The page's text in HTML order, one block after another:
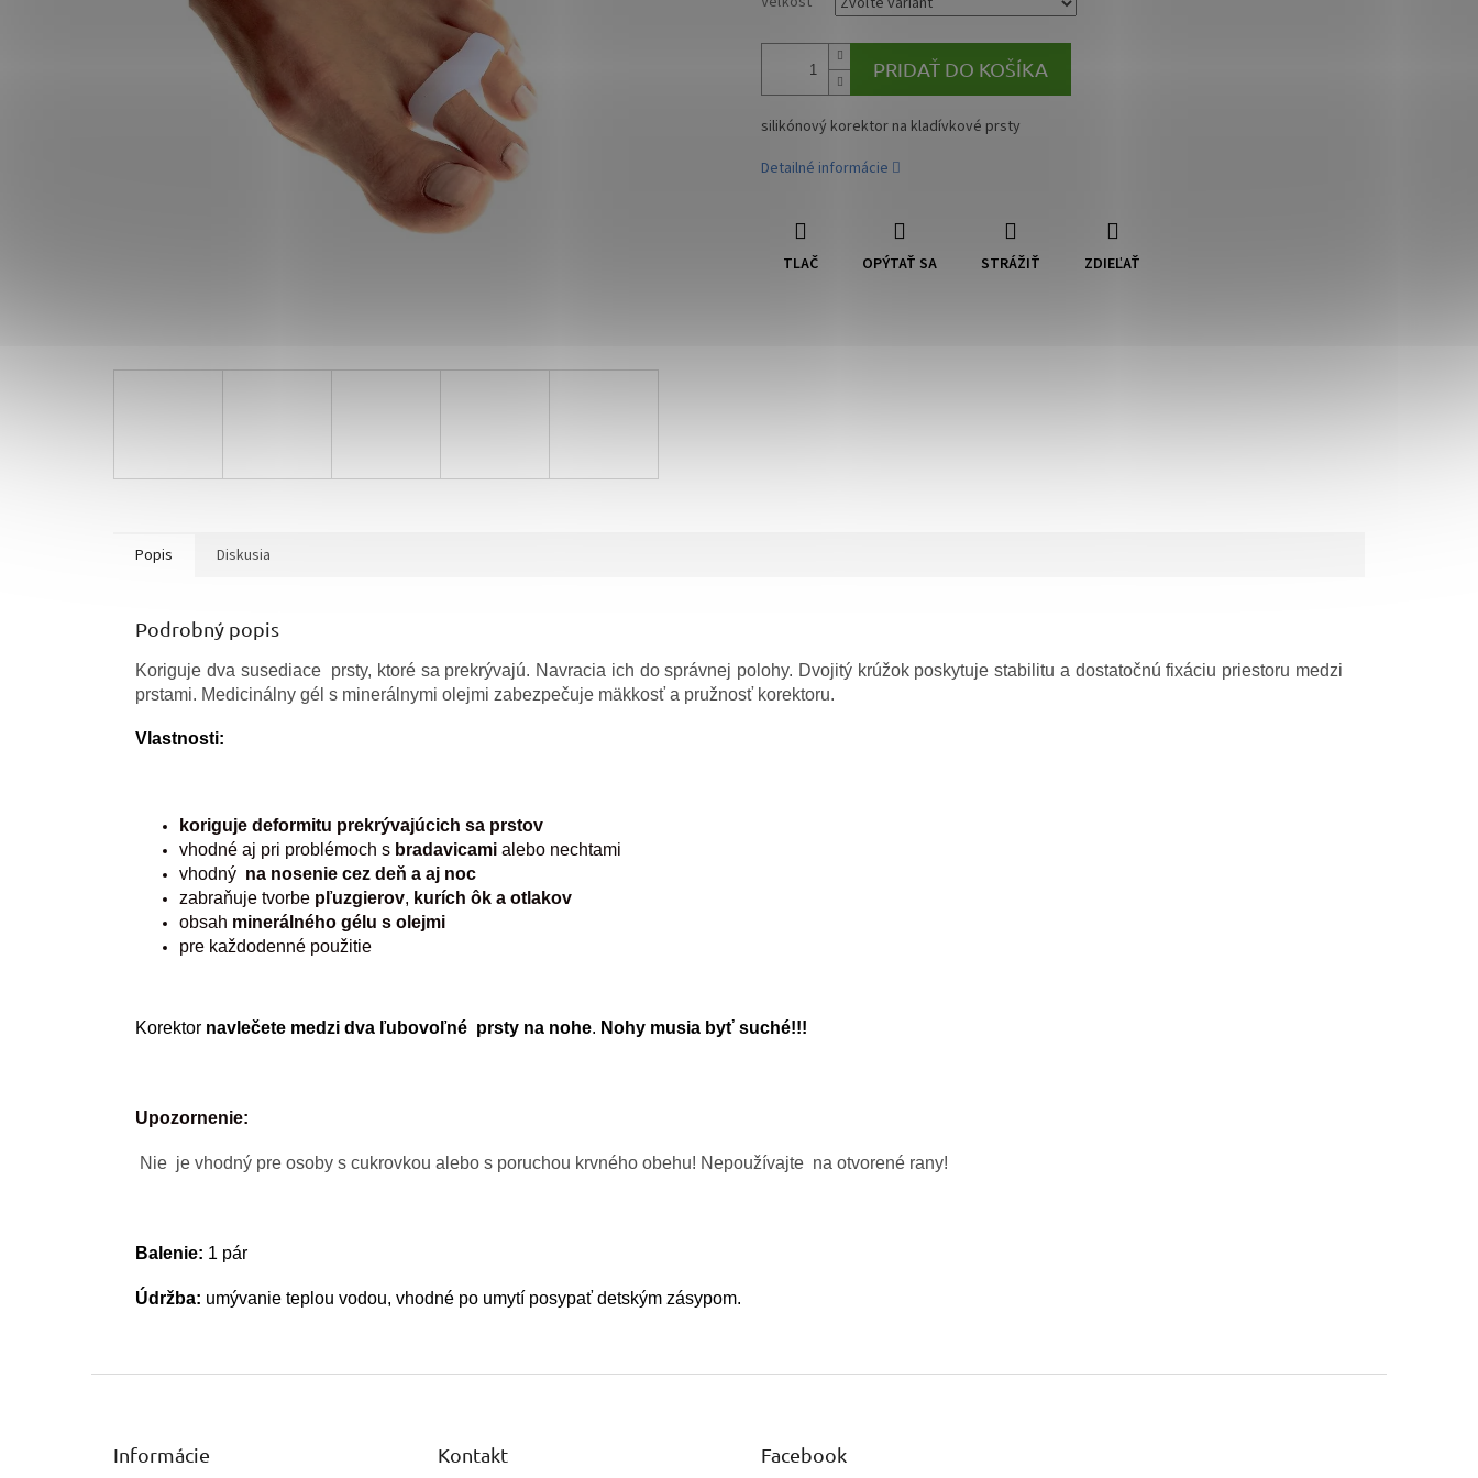
PRIDAŤ DO KOŠÍKA
silikónový korektor na kladívkové prsty
Detailné informácie
TLAČ OPÝTAŤ SA STRÁŽIŤ ZDIEĽAŤ
Popis Diskusia
Podrobný popis
Koriguje dva susediace prsty, ktoré sa prekrývajú. Navracia ich do správnej polohy. Dvojitý krúžok poskytuje stabilitu a dostatočnú fixáciu priestoru medzi
prstami. Medicinálny gél s minerálnymi olejmi zabezpečuje mäkkosť a pružnosť korektoru.
Vlastnosti:
koriguje deformitu prekrývajúcich sa prstov
vhodné aj pri problémoch s bradavicami alebo nechtami
vhodný na nosenie cez deň a aj noc
zabraňuje tvorbe pľuzgierov, kurích ôk a otlakov
obsah minerálného gélu s olejmi
pre každodenné použitie
Korektor navlečete medzi dva ľubovoľné prsty na nohe. Nohy musia byť suché!!!
Upozornenie:
N ie je vhodný pre osoby s cukrovkou alebo s poruchou krvného obehu! Nepoužívajte na otvorené rany!
Balenie: 1 pár
Údržba: umývanie teplou vodou, vhodné po umytí posypať detským zásypom.
Informácie Kontakt Facebook